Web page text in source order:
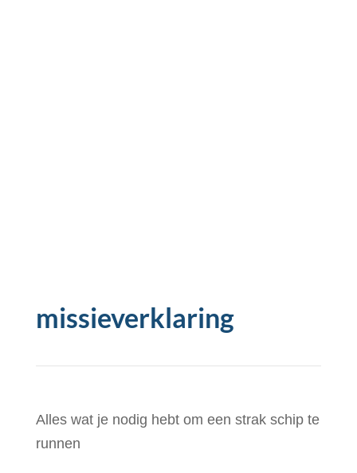
missieverklaring
Alles wat je nodig hebt om een strak schip te
runnen